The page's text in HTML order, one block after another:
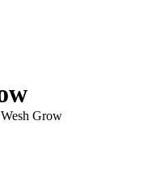
Wesh Grow